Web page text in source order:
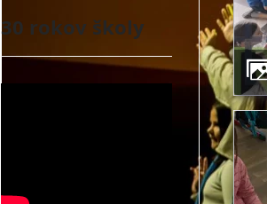
ZÁUJMOVÉ VYUČOVANIE A
30 rokov školy